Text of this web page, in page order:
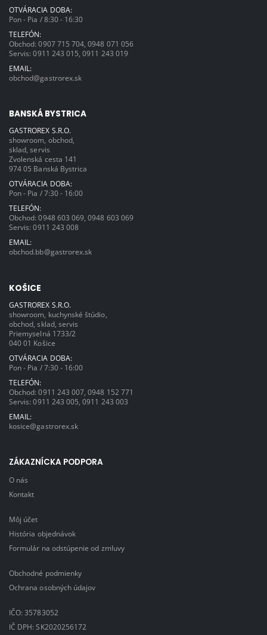
OTVÁRACIA DOBA:
Pon - Pia / 8:30 - 16:30
TELEFÓN:
Obchod:0907 715 704 ,0948 071 056
Servis:0911 243 015 ,0911 243 019
EMAIL:
obchod@gastrorex.sk
BANSKÁ BYSTRICA
GASTROREX S.R.O.
showroom, obchod,
sklad, servis
Zvolenská cesta 141
974 05 Banská Bystrica
OTVÁRACIA DOBA:
Pon - Pia / 7:30 - 16:00
TELEFÓN:
Obchod:0948 603 069,0948 603 069
Servis:0911 243 008
EMAIL:
obchod.bb@gastrorex.sk
KOŠICE
GASTROREX S.R.O.
showroom, kuchynské štúdio,
obchod, sklad, servis
Priemyselná 1733/2
040 01 Košice
OTVÁRACIA DOBA:
Pon - Pia / 7:30 - 16:00
TELEFÓN:
Obchod:0911 243 007,0948 152 771
Servis:0911 243 005,0911 243 003
EMAIL:
kosice@gastrorex.sk
ZÁKAZNÍCKA PODPORA
O nás
Kontakt
Môj účet
História objednávok
Formulár na odstúpenie od zmluvy
Obchodné podmienky
Ochrana osobných údajov
IČO: 35783052
IČ DPH: SK2020256172